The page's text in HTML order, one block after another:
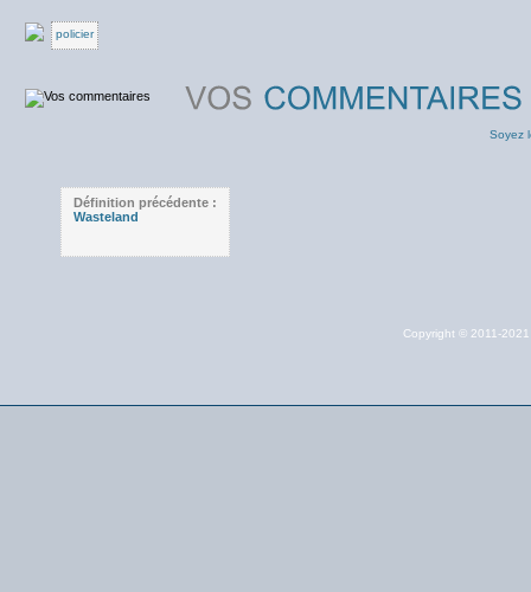
policier
Soyez
Définition précédente :
Wasteland
Copyright © 2011-